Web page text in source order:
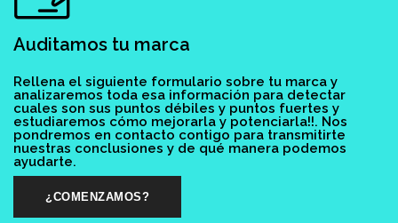
Auditamos tu marca
Rellena el siguiente formulario sobre tu marca y
analizaremos toda esa información para detectar
cuales son sus puntos débiles y puntos fuertes y
estudiaremos cómo mejorarla y potenciarla!!. Nos
pondremos en contacto contigo para transmitirte
nuestras conclusiones y de qué manera podemos
ayudarte.
¿COMENZAMOS?